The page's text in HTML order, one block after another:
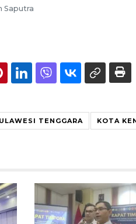
Saputra
TENGGARA KOTA